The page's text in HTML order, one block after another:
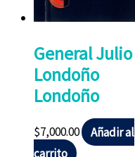
General Julio
Londoño
Londoño
$7,000.00
Añadir al
carrito